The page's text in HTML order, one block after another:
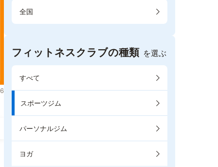
全国
フィットネスクラブの種類 を選ぶ
すべて
スポーツジム
パーソナルジム
ヨガ